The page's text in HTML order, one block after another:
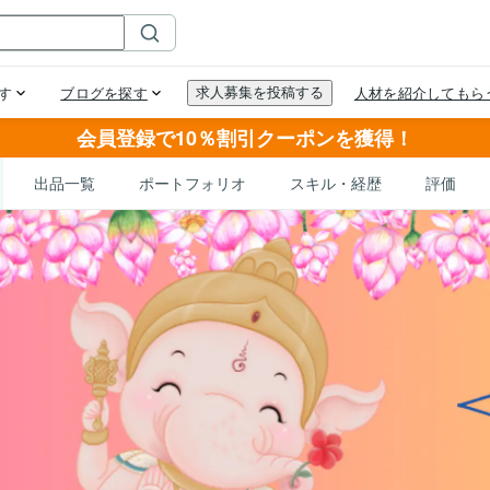
会員登録で10％割引クーポンを獲得！
出品一覧 ポートフォリオ スキル・経歴 評価